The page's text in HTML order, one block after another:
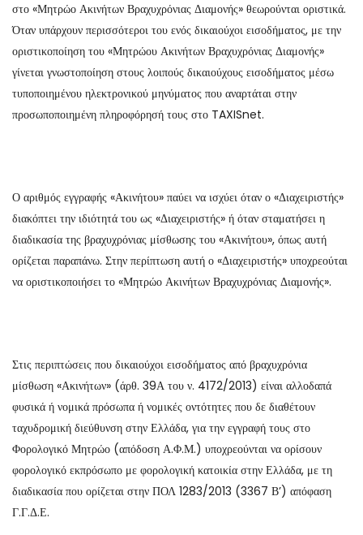
στο «Μητρώο Ακινήτων Βραχυχρόνιας Διαμονής» θεωρούνται οριστικά.
Όταν υπάρχουν περισσότεροι του ενός δικαιούχοι εισοδήματος, με την
οριστικοποίηση του «Μητρώου Ακινήτων Βραχυχρόνιας Διαμονής»
γίνεται γνωστοποίηση στους λοιπούς δικαιούχους εισοδήματος μέσω
τυποποιημένου ηλεκτρονικού μηνύματος που αναρτάται στην
προσωποποιημένη πληροφόρησή τους στο TAXISnet.
Ο αριθμός εγγραφής «Ακινήτου» παύει να ισχύει όταν ο «Διαχειριστής»
διακόπτει την ιδιότητά του ως «Διαχειριστής» ή όταν σταματήσει η
διαδικασία της βραχυχρόνιας μίσθωσης του «Ακινήτου», όπως αυτή
ορίζεται παραπάνω. Στην περίπτωση αυτή ο «Διαχειριστής» υποχρεούται
να οριστικοποιήσει το «Μητρώο Ακινήτων Βραχυχρόνιας Διαμονής».
Στις περιπτώσεις που δικαιούχοι εισοδήματος από βραχυχρόνια
μίσθωση «Ακινήτων» (άρθ. 39Α του ν. 4172/2013) είναι αλλοδαπά
φυσικά ή νομικά πρόσωπα ή νομικές οντότητες που δε διαθέτουν
ταχυδρομική διεύθυνση στην Ελλάδα, για την εγγραφή τους στο
Φορολογικό Μητρώο (απόδοση Α.Φ.Μ.) υποχρεούνται να ορίσουν
φορολογικό εκπρόσωπο με φορολογική κατοικία στην Ελλάδα, με τη
διαδικασία που ορίζεται στην ΠΟΛ 1283/2013 (3367 Β’) απόφαση
Γ.Γ.Δ.Ε.